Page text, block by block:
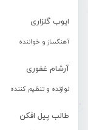
ایوب گلزاری
آهنگساز و خواننده
آرشام غفوری
نوازنده و تنظیم کننده
طالب پیل افکن